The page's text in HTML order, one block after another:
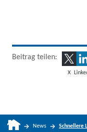
Beitrag teilen:
X
News Schnellere